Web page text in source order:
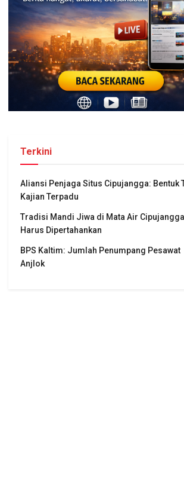
Terkini
Aliansi Penjaga Situs Cipujangga: Bentuk
Kajian Terpadu
Tradisi Mandi Jiwa di Mata Air Cipujangga
Harus Dipertahankan
BPS Kaltim: Jumlah Penumpang Pesawat
Anjlok